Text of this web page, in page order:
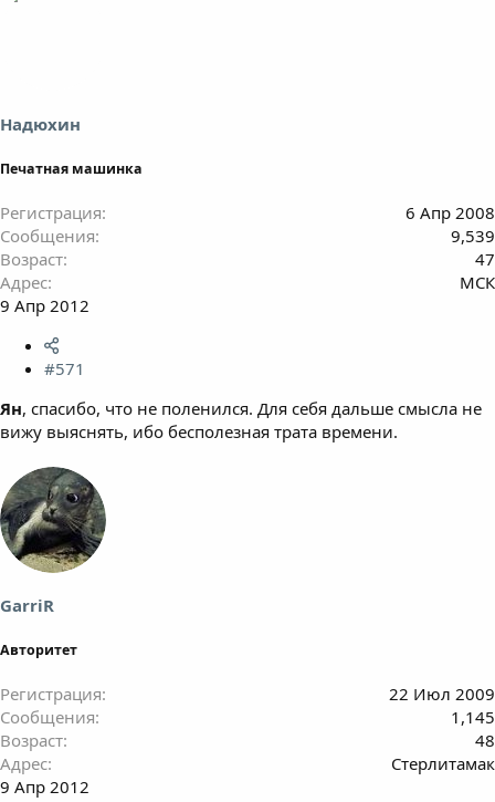
Надюхин
Печатная машинка
Регистрация
6 Апр 2008
Сообщения
9,539
Возраст
47
Адрес
МСК
9 Апр 2012
#571
Ян, спасибо, что не поленился. Для себя дальше смысла не
вижу выяснять, ибо бесполезная трата времени.
GarriR
Авторитет
Регистрация
22 Июл 2009
Сообщения
1,145
Возраст
48
Адрес
Стерлитамак
9 Апр 2012